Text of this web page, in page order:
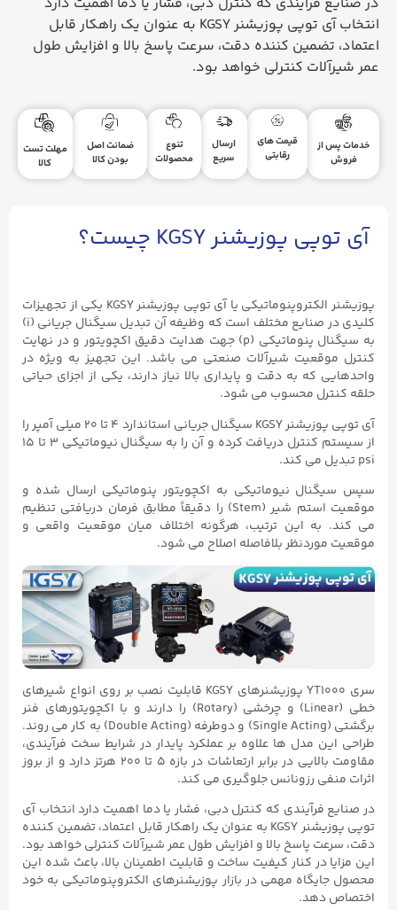
انتخاب آی توپی پوزیشنر KGSY به‌ عنوان یک راهکار قابل
اعتماد، تضمین‌ کننده دقت، سرعت پاسخ بالا و افزایش طول
عمر شیرآلات کنترلی خواهد بود.
خدمات پس از
فروش
قیمت های
رقابتی
ارسال
سریع
تنوع
محصولات
ضمانت اصل
بودن کالا
مهلت تست
کالا
آی توپی پوزیشنر KGSY چیست؟
پوزیشنر الکتروپنوماتیکی یا آی توپی پوزیشنر KGSY یکی از تجهیزات
کلیدی در صنایع مختلف است که وظیفه آن تبدیل سیگنال جریانی (i)
به سیگنال پنوماتیکی (p) جهت هدایت دقیق اکچویتور و در نهایت
کنترل موقعیت شیرآلات صنعتی می‌ باشد. این تجهیز به‌ ویژه در
واحدهایی که به دقت و پایداری بالا نیاز دارند، یکی از اجزای حیاتی
حلقه کنترل محسوب می‌ شود.
آی توپی پوزیشنر KGSY سیگنال جریانی استاندارد ۴ تا ۲۰ میلی‌ آمپر را
از سیستم کنترل دریافت کرده و آن را به سیگنال نیوماتیکی ۳ تا ۱۵
psi تبدیل می‌ کند.
سپس سیگنال نیوماتیکی به اکچویتور پنوماتیکی ارسال شده و
موقعیت استم شیر (Stem) را دقیقاً مطابق فرمان دریافتی تنظیم
می‌ کند. به این ترتیب، هرگونه اختلاف میان موقعیت واقعی و
موقعیت موردنظر بلافاصله اصلاح می‌ شود.
سری YT1000 پوزیشنرهای KGSY قابلیت نصب بر روی انواع شیرهای
خطی (Linear) و چرخشی (Rotary) را دارند و با اکچویتورهای فنر
برگشتی (Single Acting) و دوطرفه (Double Acting) به کار می روند.
طراحی این مدل‌ ها علاوه بر عملکرد پایدار در شرایط سخت فرآیندی،
مقاومت بالایی در برابر ارتعاشات در بازه ۵ تا ۲۰۰ هرتز دارد و از بروز
اثرات منفی رزونانس جلوگیری می‌ کند.
در صنایع فرآیندی که کنترل دبی، فشار یا دما اهمیت دارد انتخاب آی
توپی پوزیشنر KGSY به‌ عنوان یک راهکار قابل اعتماد، تضمین‌ کننده
دقت، سرعت پاسخ بالا و افزایش طول عمر شیرآلات کنترلی خواهد بود.
این مزایا در کنار کیفیت ساخت و قابلیت اطمینان بالا، باعث شده این
محصول جایگاه مهمی در بازار پوزیشنرهای الکتروپنوماتیکی به خود
اختصاص دهد.